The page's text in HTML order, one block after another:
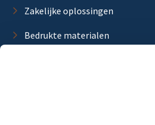
Zakelijke oplossingen
Bedrukte materialen